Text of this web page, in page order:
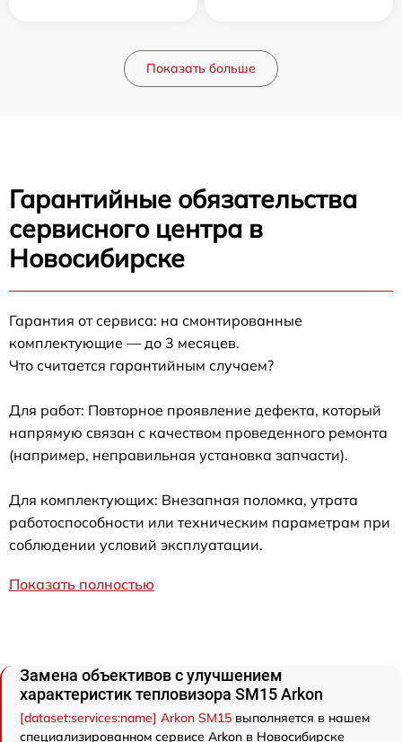
Показать больше
Гарантийные обязательства
сервисного центра в
Новосибирске
Гарантия от сервиса: на смонтированные
комплектующие — до 3 месяцев.
Что считается гарантийным случаем?
Для работ: Повторное проявление дефекта, который
напрямую связан с качеством проведенного ремонта
(например, неправильная установка запчасти).
Для комплектующих: Внезапная поломка, утрата
работоспособности или техническим параметрам при
соблюдении условий эксплуатации.
Показать полностью
Замена объективов с улучшением
характеристик тепловизора SM15 Arkon
[dataset:services:name] Arkon SM15 выполняется в нашем
специализированном сервисе Arkon в Новосибирске